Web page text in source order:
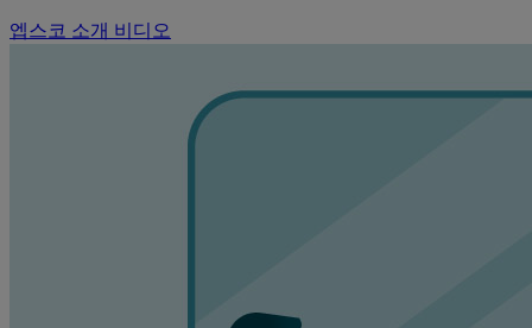
엡스코 소개 비디오